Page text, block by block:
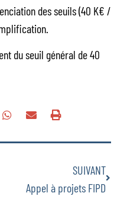
des seuils (40 K€ /
du seuil général de 40
SUIVANT
Appel à projets FIPD